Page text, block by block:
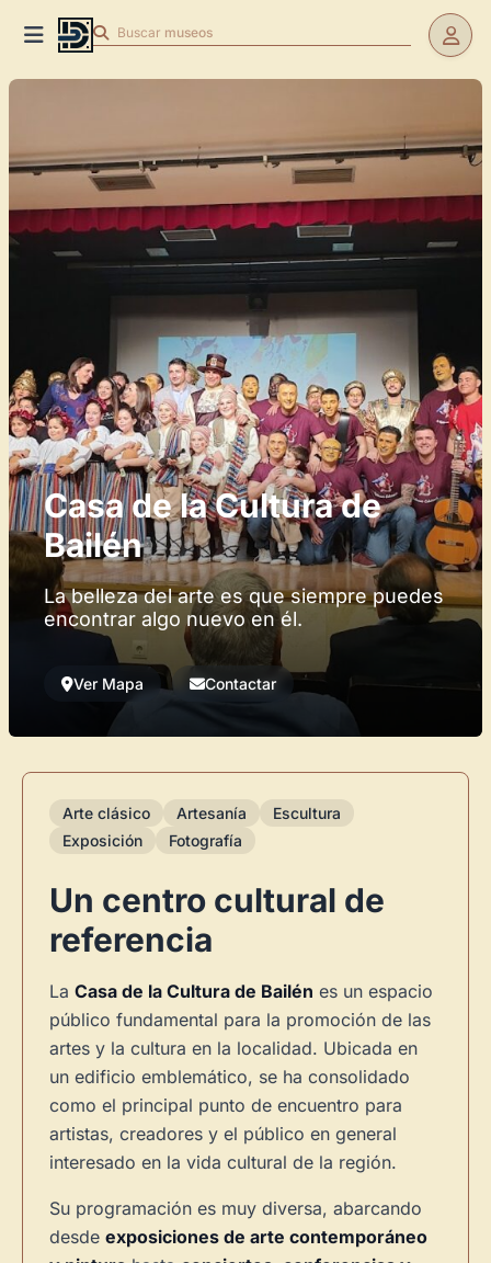
Buscar museos
Casa de la Cultura de
Bailén
La belleza del arte es que siempre puedes
encontrar algo nuevo en él.
Ver Mapa Contactar
Arte clásico Artesanía
Escultura
Exposición
Fotografía
Un centro cultural de
referencia
La Casa de la Cultura de Bailén es un espacio
público fundamental para la promoción de las
artes y la cultura en la localidad. Ubicada en
un edificio emblemático, se ha consolidado
como el principal punto de encuentro para
artistas, creadores y el público en general
interesado en la vida cultural de la región.
Su programación es muy diversa, abarcando
desde exposiciones de arte contemporáneo